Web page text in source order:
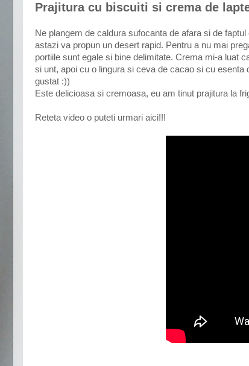
Prajitura cu biscuiti si crema de
Ne plangem de caldura sufocanta de afara si de
astazi va propun un desert rapid. Pentru a nu mai
portiile sunt egale si bine delimitate. Crema mi-a luat
si unt, apoi cu o lingura si ceva de cacao si cu
gustat :))
Este delicioasa si cremoasa, eu am tinut prajitura la
Reteta video o puteti urmari aici!!!